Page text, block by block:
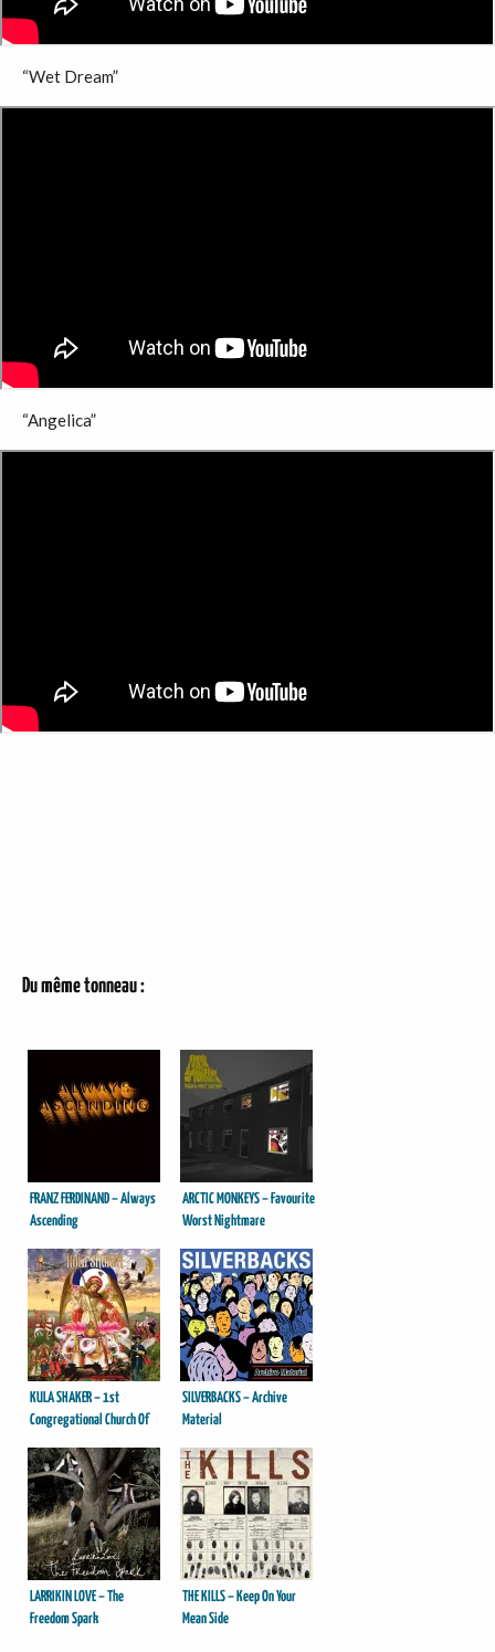
“Wet Dream”
“Angelica”
Du même tonneau :
FRANZ FERDINAND – Always
Ascending
ARCTIC MONKEYS – Favourite
Worst Nightmare
KULA SHAKER – 1st
Congregational Church Of
Hugs)
SILVERBACKS – Archive
Material
LARRIKIN LOVE – The
Freedom Spark
THE KILLS – Keep On Your
Mean Side